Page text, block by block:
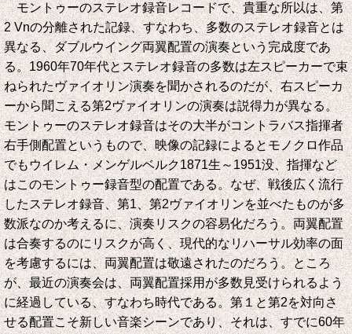
モントゥーのステレオ録音レコードで、貴重な所以は、第
2 Vnの分離された記録、すなわち、多数のステレオ録音とは
異なる、ダブルウイング両翼配置の演奏という完成度であ
る。1960年70年代とステレオ録音の多数は左スピーカーで束
ねられたヴァイオリン演奏を聞かされるのだが、右スピーカ
ーから聞こえる第2ヴァイオリンの演奏は説得力が異なる。
モントゥーのステレオ録音はその大半がコントラバス指揮者
右手側配置というもので、映像の記録によるとモノクロ作品
でもウイレム・メンゲルベルク1871生～1951没、指揮など
はこのモントゥー録音型の配置である。なぜ、戦後広く流行
したステレオ録音、第1、第2ヴァイオリンを並べたものが多
数派なのか考えるに、演奏リスクの容易化だろう。両翼配置
は合奏するのにリスクが高く、現代的なリハーサル効率の面
を考慮するには、両翼配置は敬遠されたのだろう。ところ
が、最近の演奏会は、両翼配置採用が多数見受けられるよう
に経過している、すなわち時代である。第１と第2を対向さ
せる配置こそ新しい音楽シーンであり、それは、すでに60年